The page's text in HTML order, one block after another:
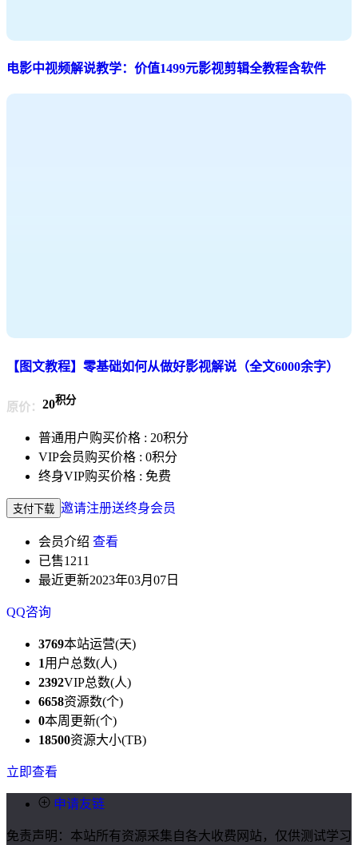
电影中视频解说教学：价值1499元影视剪辑全教程含软件
【图文教程】零基础如何从做好影视解说（全文6000余字）
原价： 20积分
普通用户购买价格 : 20积分
VIP会员购买价格 : 0积分
终身VIP购买价格 : 免费
支付下载 邀请注册送终身会员
会员介绍 查看
已售1211
最近更新2023年03月07日
QQ咨询
3769本站运营(天)
1用户总数(人)
2392VIP总数(人)
6658资源数(个)
0本周更新(个)
18500资源大小(TB)
立即查看
申请友链
免责声明：本站所有资源采集自各大收费网站，仅供测试学习